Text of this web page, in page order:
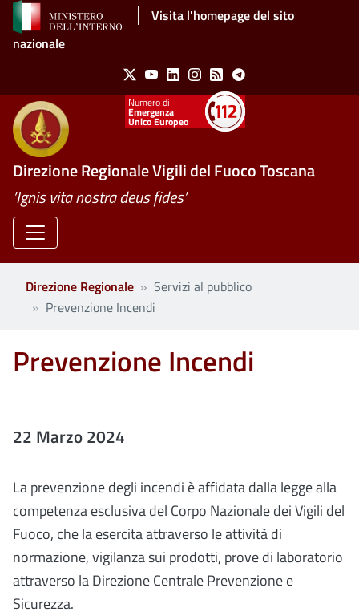
Salta al contenuto principaleVisita l'homepage del sito
nazionale
Social Menu
X YoutubeLinkedinInstagram
Feed Telegram
Emergenza
Unico Europeo
Direzione Regionale Vigili del Fuoco Toscana
’Ignis vita nostra deus fides’
Direzione Regionale
Servizi al pubblico
Prevenzione Incendi
Prevenzione Incendi
22 Marzo 2024
La prevenzione degli incendi è affidata dalla legge alla
competenza esclusiva del Corpo Nazionale dei Vigili del
Fuoco, che la esercita attraverso le attività di
normazione, vigilanza sui prodotti, prove di laboratorio
attraverso la Direzione Centrale Prevenzione e
Sicurezza.